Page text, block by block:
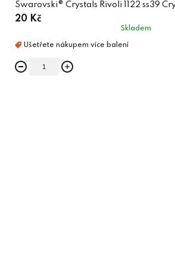
Swarovski® Crystals Rivoli 1122 ss39
20 Kč
Skladem